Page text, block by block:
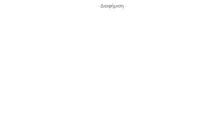
- Διαφήμιση -